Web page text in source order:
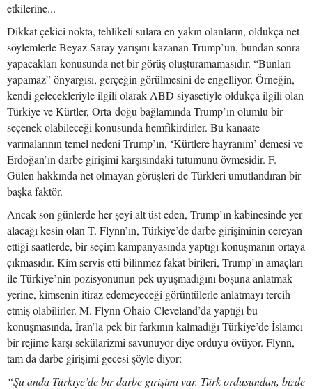
etkilerine...
Dikkat çekici nokta, tehlikeli sulara en yakın olanların, oldukça net
söylemlerle Beyaz Saray yarışını kazanan Trump’un, bundan sonra
yapacakları konusunda net bir görüş oluşturamamasıdır. “Bunları
yapamaz” önyargısı, gerçeğin görülmesini de engelliyor. Örneğin,
kendi gelecekleriyle ilgili olarak ABD siyasetiyle oldukça ilgili olan
Türkiye ve Kürtler, Orta-doğu bağlamında Trump’ın olumlu bir
seçenek olabileceği konusunda hemfikirdirler. Bu kanaate
varmalarının temel nedeni Trump’ın, ‘Kürtlere hayranım’ demesi ve
Erdoğan’ın darbe girişimi karşısındaki tutumunu övmesidir. F.
Gülen hakkında net olmayan görüşleri de Türkleri umutlandıran bir
başka faktör.
Ancak son günlerde her şeyi alt üst eden, Trump’ın kabinesinde yer
alacağı kesin olan T. Flynn’ın, Türkiye’de darbe girişiminin cereyan
ettiği saatlerde, bir seçim kampanyasında yaptığı konuşmanın ortaya
çıkmasıdır. Kim servis etti bilinmez fakat birileri, Trump’ın amaçları
ile Türkiye’nin pozisyonunun pek uyuşmadığını boşuna anlatmak
yerine, kimsenin itiraz edemeyeceği görüntülerle anlatmayı tercih
etmiş olabilirler. M. Flynn Ohaio-Cleveland’da yaptığı bu
konuşmasında, İran’la pek bir farkının kalmadığı Türkiye’de İslamcı
bir rejime karşı sekülarizmi savunuyor diye orduyu övüyor. Flynn,
tam da darbe girişimi gecesi şöyle diyor:
“Şu anda Türkiye’de bir darbe girişimi var. Türk ordusundan, bizde